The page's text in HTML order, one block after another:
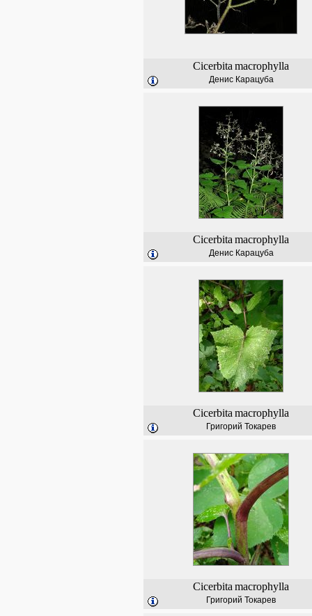
Cicerbita macrophylla
Денис Карацуба
Cicerbita macrophylla
Денис Карацуба
Cicerbita macrophylla
Григорий Токарев
Cicerbita macrophylla
Григорий Токарев